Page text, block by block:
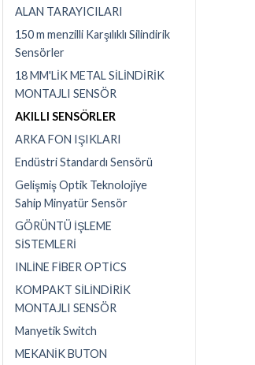
ALAN TARAYICILARI
150 m menzilli Karşılıklı Silindirik
Sensörler
18 MM'LİK METAL SİLİNDİRİK
MONTAJLI SENSÖR
AKILLI SENSÖRLER
ARKA FON IŞIKLARI
Endüstri Standardı Sensörü
Gelişmiş Optik Teknolojiye
Sahip Minyatür Sensör
GÖRÜNTÜ İŞLEME
SİSTEMLERİ
INLİNE FİBER OPTİCS
KOMPAKT SİLİNDİRİK
MONTAJLI SENSÖR
Manyetik Switch
MEKANİK BUTON